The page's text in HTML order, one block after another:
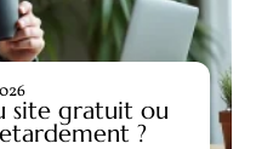
site gratuit ou
?